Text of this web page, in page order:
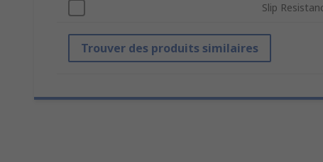
Slip
Trouver des produits similaires